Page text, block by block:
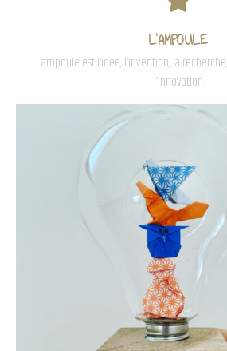
L'AMPOULE
L’ampoule est l’idée, l’invention, la
l’innovation.